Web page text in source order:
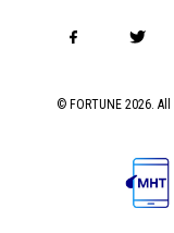
© FORTUNE 2026.